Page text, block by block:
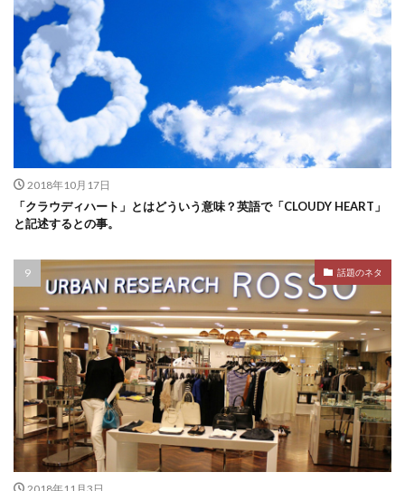
2018年10月17日
「クラウディハート」とはどういう意味？英語で「CLOUDY HEART」
と記述するとの事。
話題のネタ